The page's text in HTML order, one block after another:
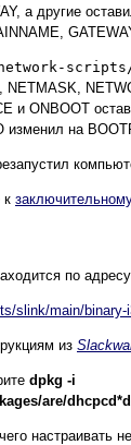
а другие
NETMASK,
и ONBOOT
изменил на
к
по
slink/main/binary-
из
dpkg -i
are/
настраивать